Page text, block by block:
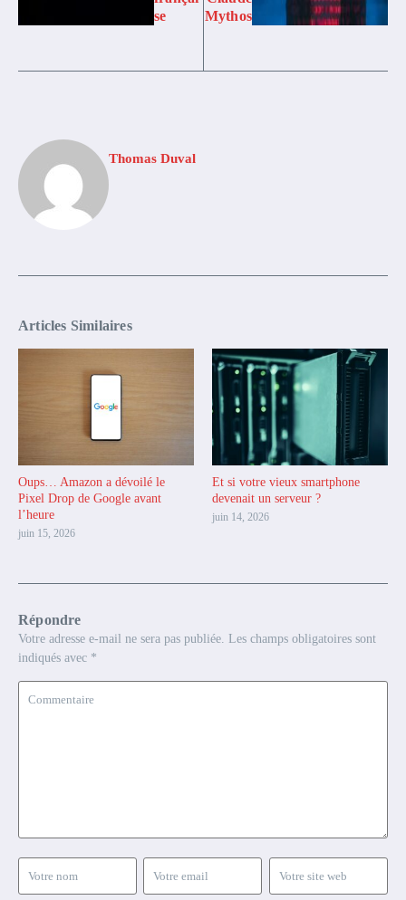
se
Mythos
Thomas Duval
Articles Similaires
Oups… Amazon a dévoilé le
Pixel Drop de Google avant
l’heure
juin 15, 2026
Et si votre vieux smartphone
devenait un serveur ?
juin 14, 2026
Répondre
Votre adresse e-mail ne sera pas publiée. Les champs obligatoires sont
indiqués avec *